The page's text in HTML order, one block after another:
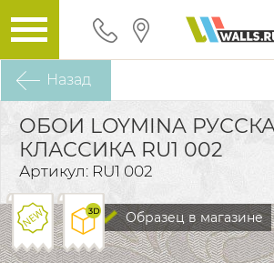
Назад
ОБОИ LOYMINA
КЛАССИКА RU1 002
Артикул: RU1 002
Образец в магазине